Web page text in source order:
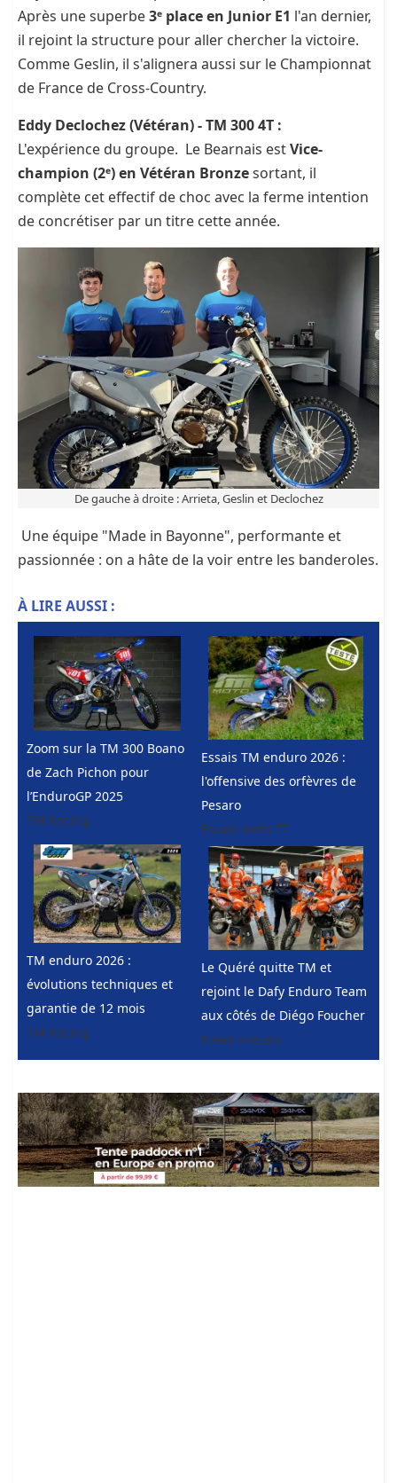
Après une superbe3ᵉ place en Junior E1 l'an dernier,
il rejoint la structure pour aller chercher la victoire.
Comme Geslin, il s'alignera aussi sur le Championnat
de France de Cross-Country.
Eddy Declochez (Vétéran) - TM 300 4T :
L'expérience du groupe. Le Bearnais estVice-
champion (2ᵉ) en Vétéran Bronzesortant, il
complète cet effectif de choc avec la ferme intention
de concrétiser par un titre cette année.
De gauche à droite : Arrieta, Geslin et Declochez
Une équipe "Made in Bayonne", performante et
passionnée : on a hâte de la voir entre les banderoles.
À LIRE AUSSI :
Zoom sur la TM 300 Boano
de Zach Pichon pour
l’EnduroGP 2025
TM Racing
TM enduro 2026 :
évolutions techniques et
garantie de 12 mois
TM Racing
Essais TM enduro 2026 :
l'offensive des orfèvres de
Pesaro
Essais moto TT
Le Quéré quitte TM et
rejoint le Dafy Enduro Team
aux côtés de Diégo Foucher
News enduro